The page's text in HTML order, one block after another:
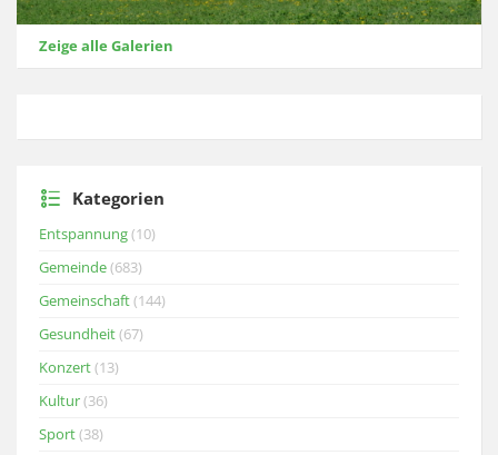
Zeige alle Galerien
Kategorien
Entspannung(10)
Gemeinde(683)
Gemeinschaft(144)
Gesundheit(67)
Konzert(13)
Kultur(36)
Sport(38)